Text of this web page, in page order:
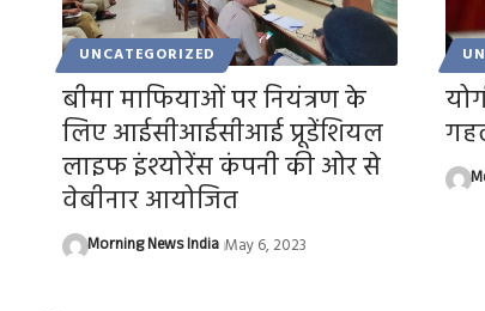
UNCATEGORIZED
बीमा माफियाओं पर नियंत्रण के
लिए आईसीआईसीआई प्रूडेंशियल
लाइफ इंश्योरेंस कंपनी की ओर से
वेबीनार आयोजित
Morning News India May 6, 2023